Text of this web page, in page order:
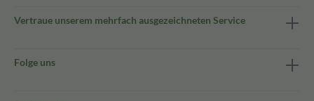
Vertraue unserem mehrfach ausgezeichneten Service
Folge uns